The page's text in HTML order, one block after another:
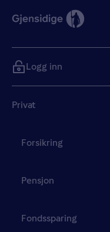
Privat
Forsikring
Pensjon
Fondssparing
Logg inn